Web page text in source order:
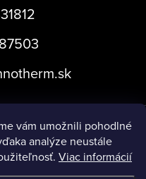
vám umožnili pohodlné
analýze neustále
Viac informácií